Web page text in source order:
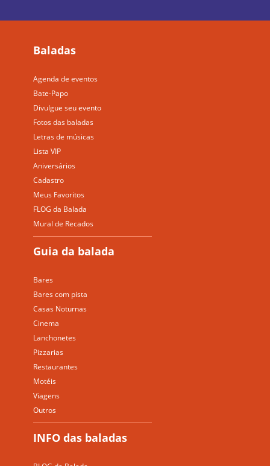
Baladas
Agenda de eventos
Bate-Papo
Divulgue seu evento
Fotos das baladas
Letras de músicas
Lista VIP
Aniversários
Cadastro
Meus Favoritos
FLOG da Balada
Mural de Recados
Guia da balada
Bares
Bares com pista
Casas Noturnas
Cinema
Lanchonetes
Pizzarias
Restaurantes
Motéis
Viagens
Outros
INFO das baladas